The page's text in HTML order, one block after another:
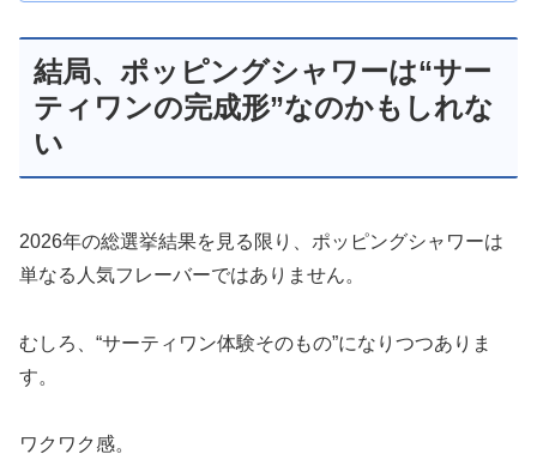
結局、ポッピングシャワーは“サー
ティワンの完成形”なのかもしれな
い
2026年の総選挙結果を見る限り、ポッピングシャワーは
単なる人気フレーバーではありません。
むしろ、“サーティワン体験そのもの”になりつつありま
す。
ワクワク感。